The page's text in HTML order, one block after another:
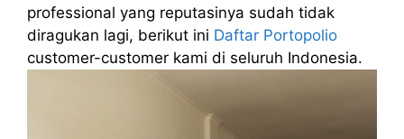
professional yang reputasinya sudah tidak
diragukan lagi, berikut ini Daftar Portopolio
customer-customer kami di seluruh Indonesia.